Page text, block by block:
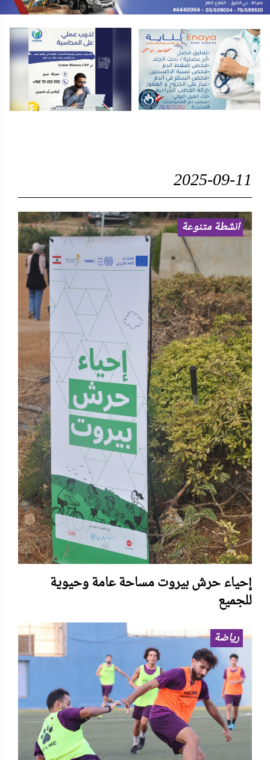
2025-09-11
انشطة متنوعة
إحياء حرش بيروت مساحة عامة وحيوية
للجميع
رياضة